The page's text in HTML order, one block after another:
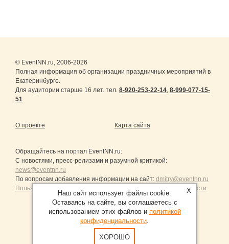
© EventNN.ru, 2006-2026
Полная информация об организации праздничных мероприятий в
Екатеринбурге.
Для аудитории старше 16 лет. тел. 8-920-253-22-14, 8-999-077-15-
51
О проекте Карта сайта
Обращайтесь на портал EventNN.ru:
С новостями, пресс-релизами и разумной критикой:
news@eventnn.ru
По вопросам добавления информации на сайт: dmitry@eventnn.ru
Пользовательское Соглашение и политика конфиденциальности
Продвижение сайтов Санкт-Петербург
X
Наш сайт использует файлы cookie.
Оставаясь на сайте, вы соглашаетесь с
использованием этих файлов и политикой
конфиденциальности.
ХОРОШО